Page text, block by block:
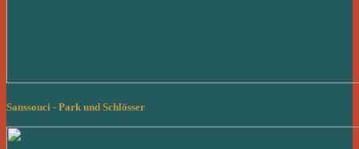
Sanssouci - Park und Schlösser